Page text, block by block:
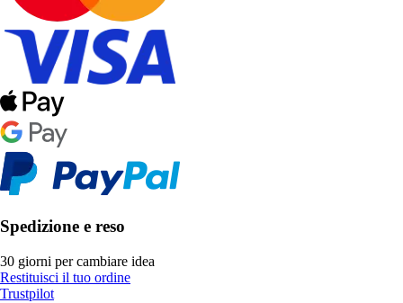
Spedizione e reso
30 giorni per cambiare idea
Restituisci il tuo ordine
Trustpilot